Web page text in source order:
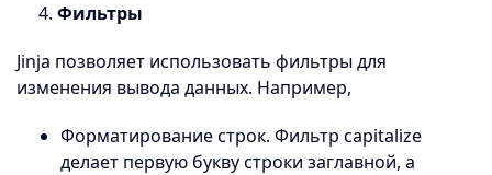
4. Фильтры
Jinja позволяет использовать фильтры для
изменения вывода данных. Например,
Форматирование строк. Фильтр capitalize
делает первую букву строки заглавной, а